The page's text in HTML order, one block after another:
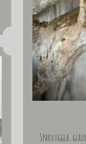
Sparvuggla,